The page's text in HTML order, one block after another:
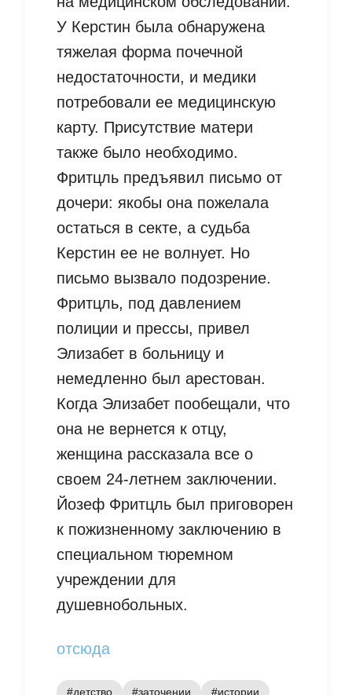
У Керстин была обнаружена
тяжелая форма почечной
недостаточности, и медики
потребовали ее медицинскую
карту. Присутствие матери
также было необходимо.
Фритцль предъявил письмо от
дочери: якобы она пожелала
остаться в секте, а судьба
Керстин ее не волнует. Но
письмо вызвало подозрение.
Фритцль, под давлением
полиции и прессы, привел
Элизабет в больницу и
немедленно был арестован.
Когда Элизабет пообещали, что
она не вернется к отцу,
женщина рассказала все о
своем 24-летнем заключении.
Йозеф Фритцль был приговорен
к пожизненному заключению в
специальном тюремном
учреждении для
душевнобольных.
отсюда
#детство #заточении #истории